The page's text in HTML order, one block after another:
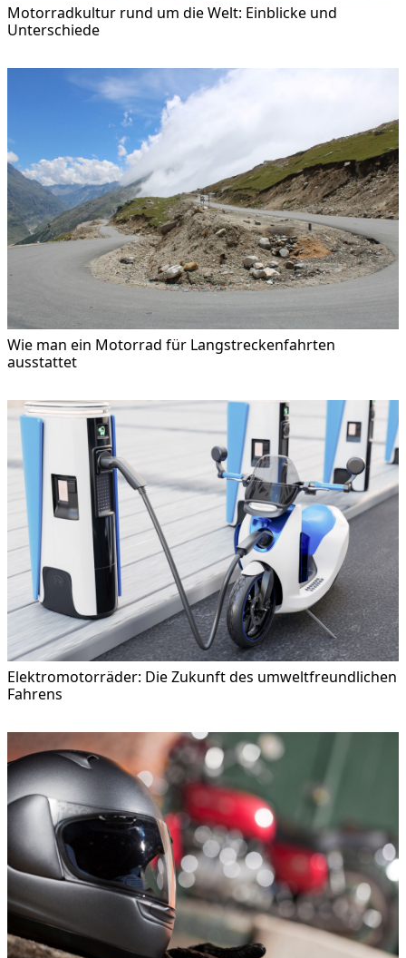
Motorradkultur rund um die Welt: Einblicke und
Unterschiede
Wie man ein Motorrad für Langstreckenfahrten
ausstattet
Elektromotorräder: Die Zukunft des umweltfreundlichen
Fahrens